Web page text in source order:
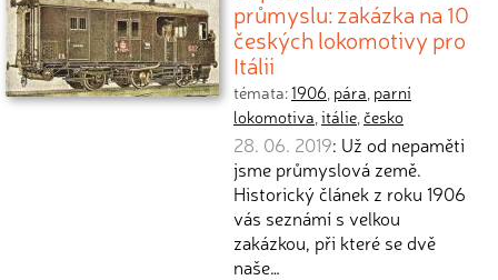
průmyslu: zakázka na 10
českých lokomotivy pro
Itálii
témata:1906, pára, parní
lokomotiva,itálie,česko
28. 06. 2019: Už od nepaměti
jsme průmyslová země.
Historický článek z roku 1906
vás seznámí s velkou
zakázkou, při které se dvě
naše…